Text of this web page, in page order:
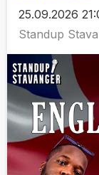
25.09.2026
Standup